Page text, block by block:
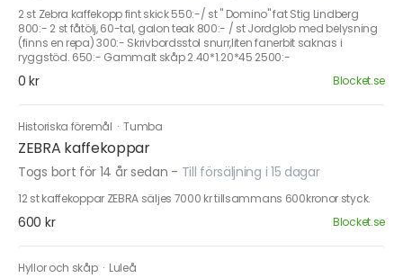
2 st Zebra kaffekopp fint skick 550:-/ st " Domino" fat Stig Lindberg
800:- 2 st fåtölj, 60-tal, galon teak 800:- / st Jordglob med belysning
(finns en repa) 300:- Skrivbordsstol snurr,liten fanerbit saknas i
ryggstöd. 650:- Gammalt skåp 2.40*1.20*45 2500:-
0 kr Blocket.se
Historiska föremål ·Tumba
ZEBRA kaffekoppar
Togs bort för 14 år sedan - Till försäljning i 15 dagar
12 st kaffekoppar ZEBRA säljes 7000 kr tillsammans 600kronor styck.
600 kr Blocket.se
Hyllor och skåp · Luleå